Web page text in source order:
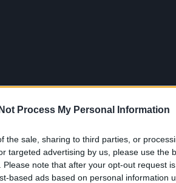
Process My Personal Information
the sale, sharing to third parties, or
targeted advertising by us, please use the
Please note that after your opt-out request
based ads based on personal information